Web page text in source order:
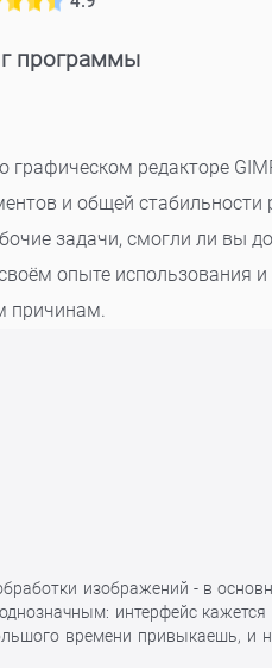
программы
редакторе
и общей
задачи, смогли ли вы
опыте использования
причинам.
изображений - в
интерфейс
времени привыкаешь, и